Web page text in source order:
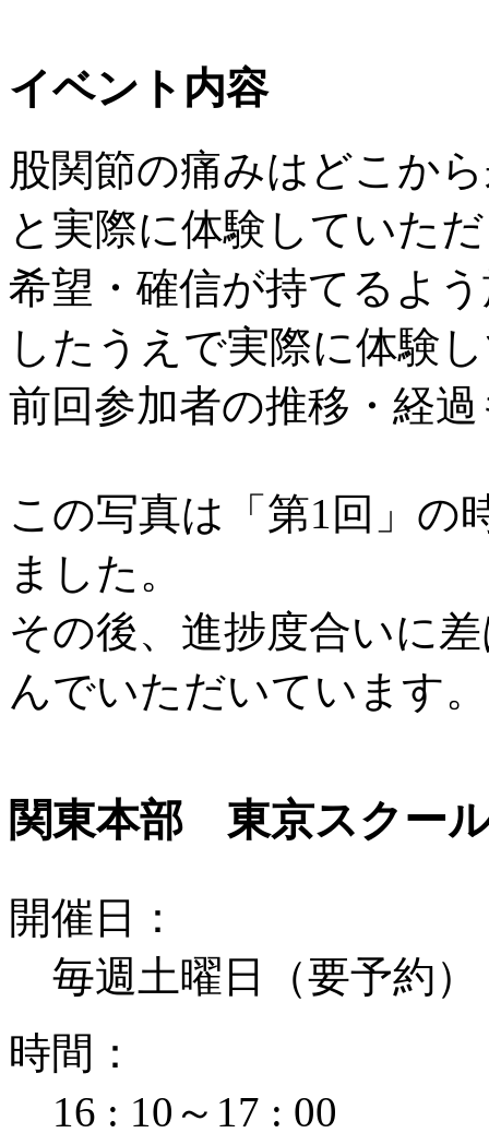
イベント内容
股関節の痛みはどこか
と実際に体験していた
希望・確信が持てるよ
したうえで実際に体験
前回参加者の推移・経
この写真は「第1回」の
ました。
その後、進捗度合いに
んでいただいています。
関東本部 東京スクー
開催 日
：
毎週土曜日（要予約）
時間 ：
16 : 10 ～ 17 : 00